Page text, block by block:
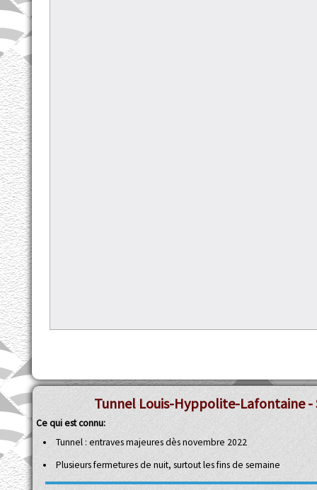
Tunnel Louis-Hyppolite-Lafontaine -
Ce qui est connu:
Tunnel : entraves majeures dès novembre 2022
Plusieurs fermetures de nuit, surtout les fins de semaine